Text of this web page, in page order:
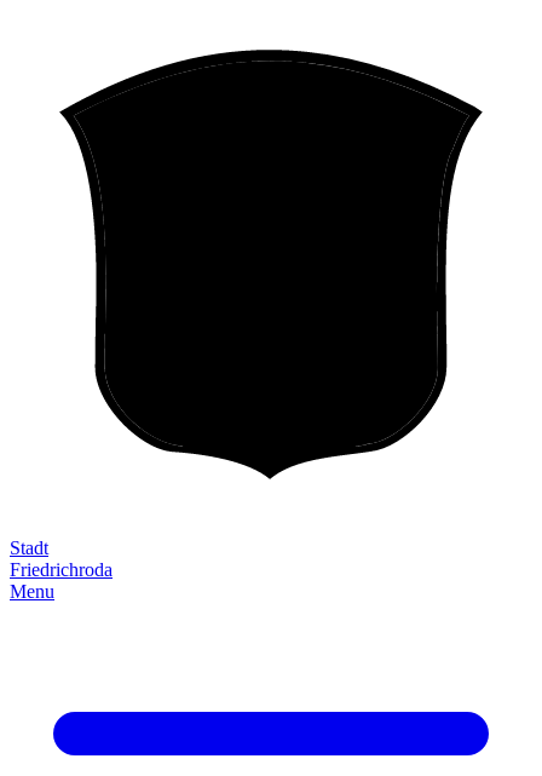
Stadt
Friedrich­roda
Menu